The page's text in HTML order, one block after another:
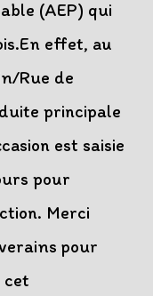
(AEP) qui
effet, au
Rue de
principale
est saisie
pour
Merci
pour
cet